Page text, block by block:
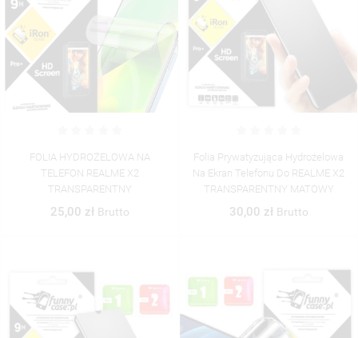
FOLIA HYDROŻELOWA NA
TELEFON REALME X2
TRANSPARENTNY
25,00 zł Brutto
Folia Prywatyzująca Hydrożelowa
Na Ekran Telefonu Do REALME X2
TRANSPARENTNY MATOWY
30,00 zł Brutto
MOJE LISTY ŻYCZEŃ
((MODALTITLE))
((CONFIRMMESSAGE))
((LABEL))
MUSISZ BYĆ ZALOGOWANY BY ZAPISAĆ PRODUKTY NA
SWOJEJ LIŚCIE ŻYCZEŃ.